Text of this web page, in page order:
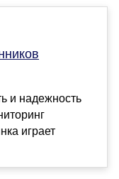
и надежность
играет